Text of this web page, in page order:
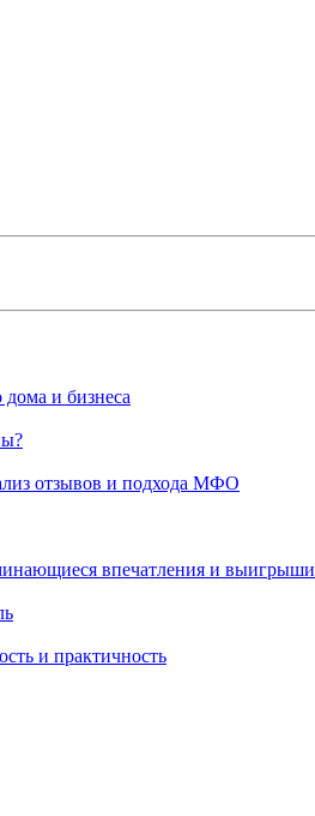
и бизнеса
отзывов и подхода МФО
впечатления и выигрыши
и практичность